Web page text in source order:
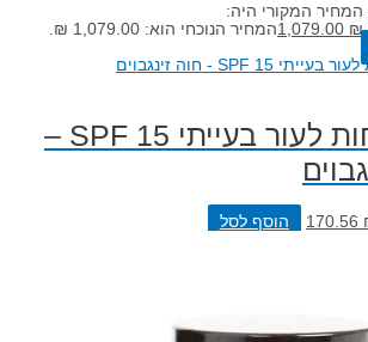
המחיר המקורי היה:
1,079.00 ₪
המחיר הנוכחי הוא: 1,079.00 ₪.
קרם לחות לעור בעייתי 15 SPF –
170.56 הוסף לסל